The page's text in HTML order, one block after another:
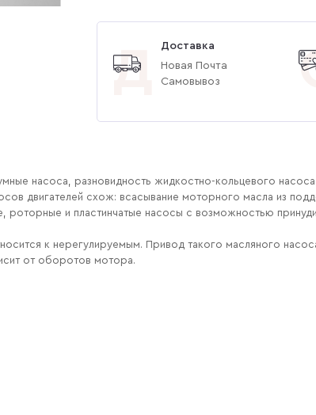
Д
Доставка
Новая Почта
Самовывоз
насоса, разновидность жидкостно-кольцевого
двигателей схож: всасывание моторного масла из
роторные и пластинчатые насосы с возможностью
к нерегулируемым. Привод такого масляного
от оборотов мотора.